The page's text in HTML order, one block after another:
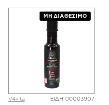
ΜΗ ΔΙΑΘΈΣΙΜΟ
V4vita ΕΙΔΗ-00003907